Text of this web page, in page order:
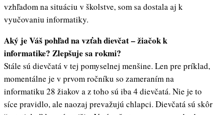
vzhľadom na situáciu v školstve, som sa dostala aj k
vyučovaniu informatiky.
Aký je Váš pohľad na vzťah dievčat – žiačok k
informatike? Zlepšuje sa rokmi?
Stále sú dievčatá v tej pomyselnej menšine. Len pre príklad,
momentálne je v prvom ročníku so zameraním na
informatiku 28 žiakov a z toho sú iba 4 dievčatá. Nie je to
síce pravidlo, ale naozaj prevažujú chlapci. Dievčatá sú skôr